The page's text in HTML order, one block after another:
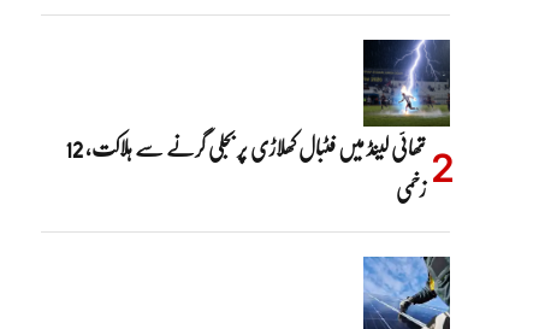
تھائی لینڈ میں فٹبال کھلاڑی پر بجلی گرنے سے ہلاکت، 12
زخمی